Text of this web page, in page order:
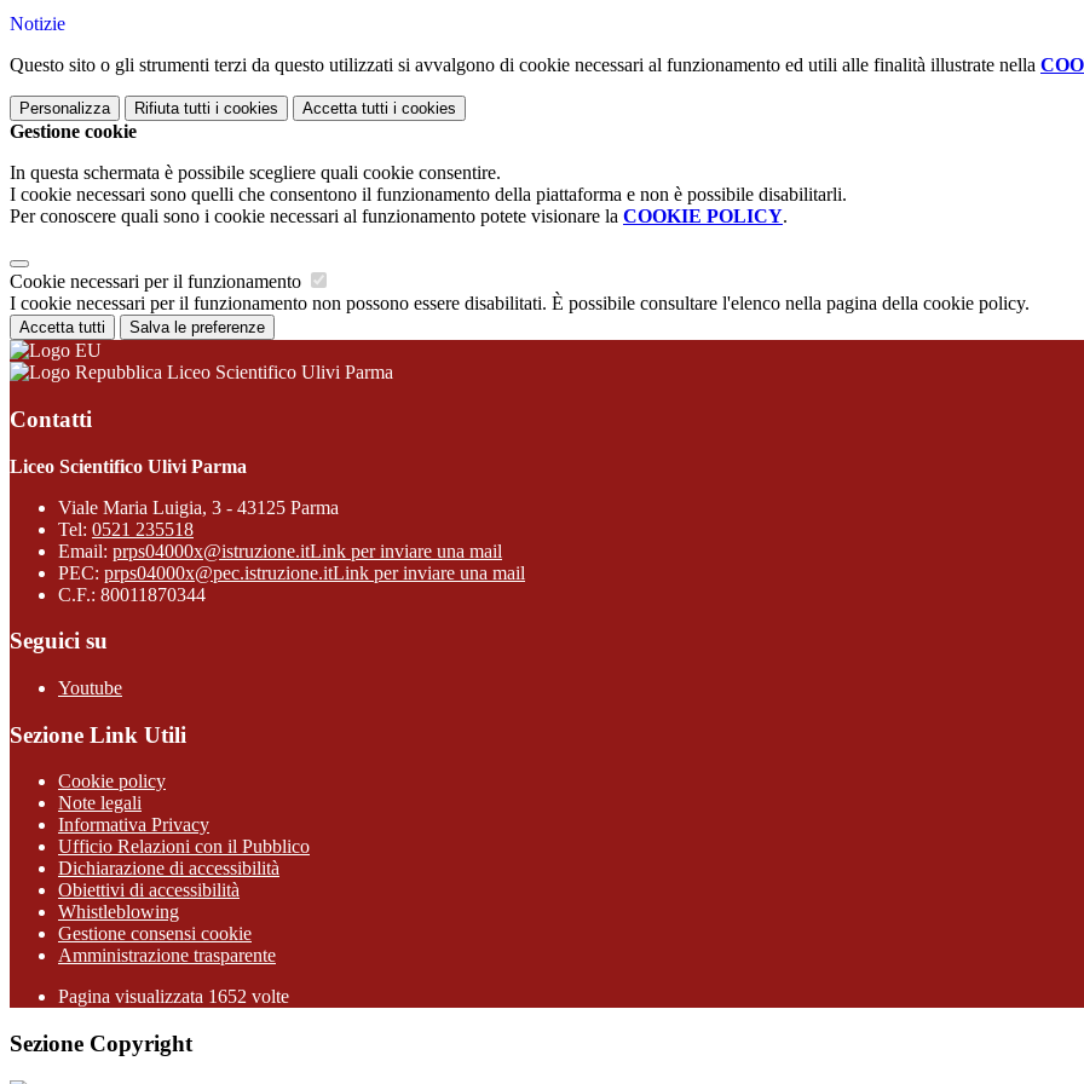
Notizie
Questo sito o gli strumenti terzi da questo utilizzati si avvalgono di cookie necessari al funzionamento ed utili alle finalità illustrate nella
Personalizza Rifiuta tutti i cookies Accetta tutti i cookies
Gestione cookie
In questa schermata è possibile scegliere quali cookie consentire.
I cookie necessari sono quelli che consentono il funzionamento della piattaforma e non è possibile disabilitarli.
Per conoscere quali sono i cookie necessari al funzionamento potete visionare la COOKIE POLICY.
Cookie necessari per il funzionamento
I cookie necessari per il funzionamento non possono essere disabilitati. È possibile consultare l'elenco nella pagina della cookie policy.
Accetta tutti Salva le preferenze
Liceo Scientifico Ulivi Parma
Contatti
Liceo Scientifico Ulivi Parma
Viale Maria Luigia, 3 - 43125 Parma
Tel: 0521 235518
Email: prps04000x@istruzione.itLink per inviare una mail
PEC: prps04000x@pec.istruzione.itLink per inviare una mail
C.F.: 80011870344
Seguici su
Youtube
Sezione Link Utili
Cookie policy
Note legali
Informativa Privacy
Ufficio Relazioni con il Pubblico
Dichiarazione di accessibilità
Obiettivi di accessibilità
Whistleblowing
Gestione consensi cookie
Amministrazione trasparente
Pagina visualizzata 1652 volte
Sezione Copyright